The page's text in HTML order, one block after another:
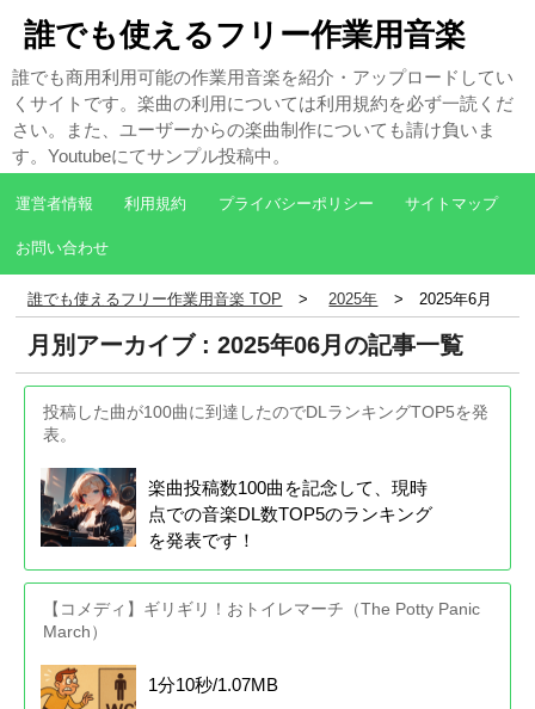
誰でも使えるフリー作業用音楽
誰でも商用利用可能の作業用音楽を紹介・アップロードしてい
くサイトです。楽曲の利用については利用規約を必ず一読くだ
さい。また、ユーザーからの楽曲制作についても請け負いま
す。Youtubeにてサンプル投稿中。
運営者情報 利用規約 プライバシーポリシー サイトマップ
お問い合わせ
誰でも使えるフリー作業用音楽 TOP 2025年 2025年6月
月別アーカイブ : 2025年06月の記事一覧
投稿した曲が100曲に到達したのでDLランキングTOP5を発
表。
楽曲投稿数100曲を記念して、現時
点での音楽DL数TOP5のランキング
を発表です！
【コメディ】ギリギリ！おトイレマーチ（The Potty Panic
March）
1分10秒/1.07MB